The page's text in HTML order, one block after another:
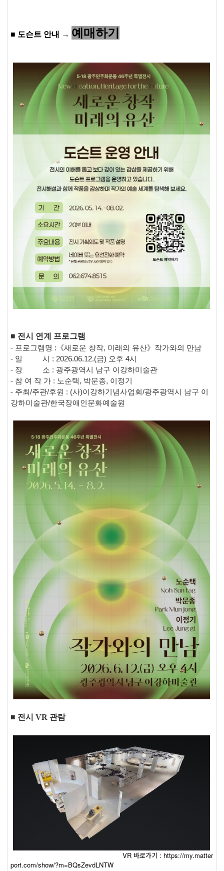
■ 도슨트 안내 → 예매하기
■ 전시 연계 프로그램
- 프로그램명 :《새로운 창작, 미래의 유산》작가와의 만남
- 일 시 : 2026.06.12.(금) 오후 4시
- 장 소 : 광주광역시 남구 이강하미술관
- 참 여 작 가 : 노순택, 박문종, 이정기
- 주최/주관/후원 : (사)이강하기념사업회/광주광역시 남구 이
강하미술관/한국장애인문화예술원
■ 전시 VR 관람
VR 바로가기 : https://my.matter
port.com/show/?m=BQsZevdLNTW